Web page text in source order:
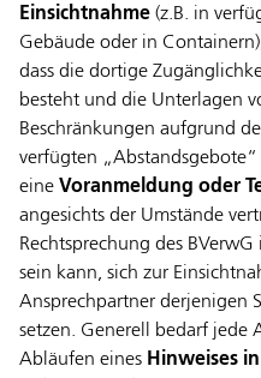
Einsichtnahme (z.B. in
Gebäude oder in
dass die dortige
besteht und die Unterlagen
Beschränkungen aufgrund
verfügten
eine Voranmeldung oder
angesichts der Umstände
Rechtsprechung des
sein kann, sich zur
Ansprechpartner derjenigen
setzen. Generell bedarf jede
Abläufen eines Hinweises